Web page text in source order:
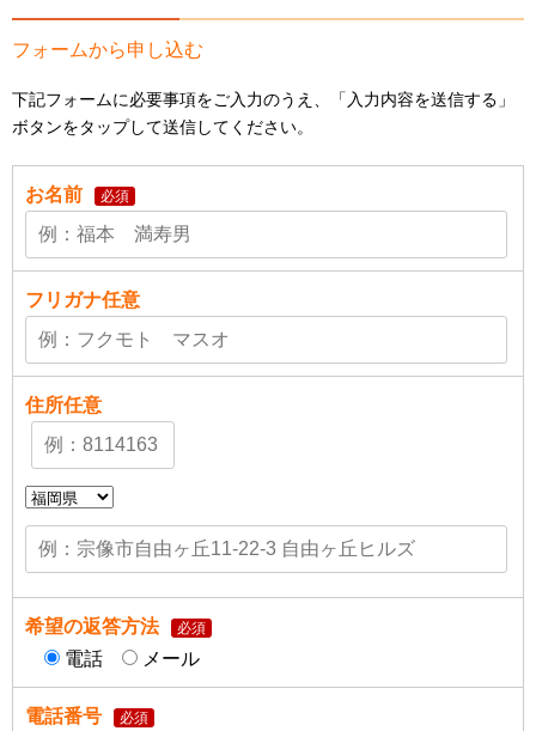
フォームから申し込む
下記フォームに必要事項をご入力のうえ、「入力内容を送信する」
ボタンをタップして送信してください。
お名前 必須
フリガナ任意
住所任意
希望の返答方法 必須
電話 メール
電話番号 必須